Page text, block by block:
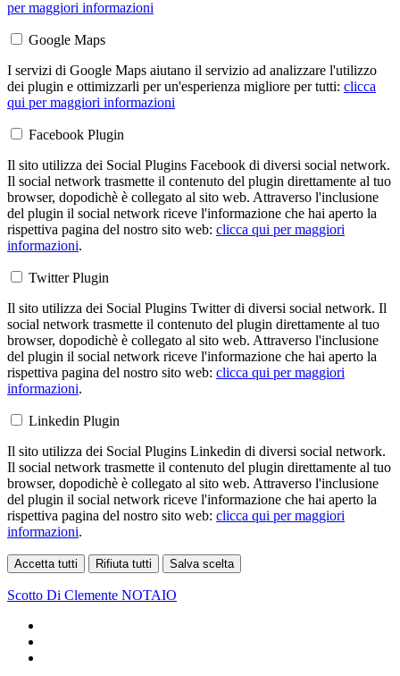
per maggiori informazioni
Google Maps
I servizi di Google Maps aiutano il servizio ad analizzare l'utilizzo
dei plugin e ottimizzarli per un'esperienza migliore per tutti: clicca
qui per maggiori informazioni
Facebook Plugin
Il sito utilizza dei Social Plugins Facebook di diversi social network.
Il social network trasmette il contenuto del plugin direttamente al tuo
browser, dopodichè è collegato al sito web. Attraverso l'inclusione
del plugin il social network riceve l'informazione che hai aperto la
rispettiva pagina del nostro sito web: clicca qui per maggiori
informazioni.
Twitter Plugin
Il sito utilizza dei Social Plugins Twitter di diversi social network. Il
social network trasmette il contenuto del plugin direttamente al tuo
browser, dopodichè è collegato al sito web. Attraverso l'inclusione
del plugin il social network riceve l'informazione che hai aperto la
rispettiva pagina del nostro sito web: clicca qui per maggiori
informazioni.
Linkedin Plugin
Il sito utilizza dei Social Plugins Linkedin di diversi social network.
Il social network trasmette il contenuto del plugin direttamente al tuo
browser, dopodichè è collegato al sito web. Attraverso l'inclusione
del plugin il social network riceve l'informazione che hai aperto la
rispettiva pagina del nostro sito web: clicca qui per maggiori
informazioni.
Accetta tutti Rifiuta tutti Salva scelta
Scotto Di Clemente NOTAIO